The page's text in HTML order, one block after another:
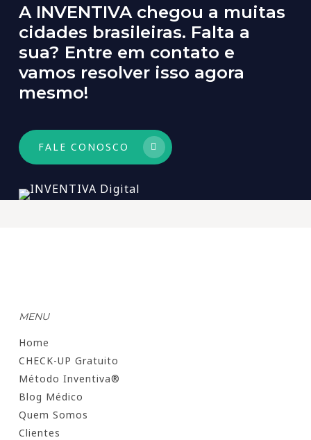
A INVENTIVA chegou a muitas
cidades brasileiras. Falta a
sua? Entre em contato e
vamos resolver isso agora
mesmo!
FALE CONOSCO
MENU
Home
CHECK-UP Gratuito
Método Inventiva®
Blog Médico
Quem Somos
Clientes